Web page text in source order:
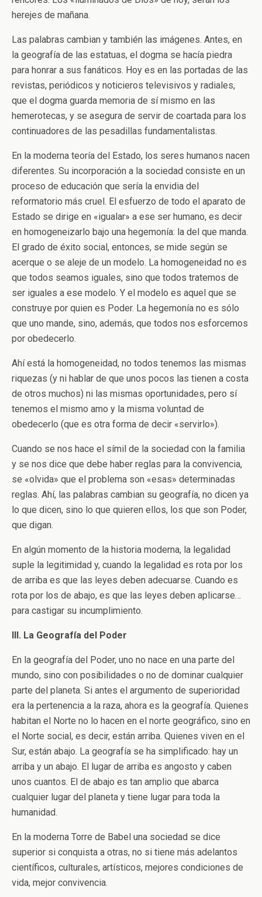
herejes de mañana.
Las palabras cambian y también las imágenes. Antes, en
la geografía de las estatuas, el dogma se hacía piedra
para honrar a sus fanáticos. Hoy es en las portadas de las
revistas, periódicos y noticieros televisivos y radiales,
que el dogma guarda memoria de sí mismo en las
hemerotecas, y se asegura de servir de coartada para los
continuadores de las pesadillas fundamentalistas.
En la moderna teoría del Estado, los seres humanos nacen
diferentes. Su incorporación a la sociedad consiste en un
proceso de educación que sería la envidia del
reformatorio más cruel. El esfuerzo de todo el aparato de
Estado se dirige en «igualar» a ese ser humano, es decir
en homogeneizarlo bajo una hegemonía: la del que manda.
El grado de éxito social, entonces, se mide según se
acerque o se aleje de un modelo. La homogeneidad no es
que todos seamos iguales, sino que todos tratemos de
ser iguales a ese modelo. Y el modelo es aquel que se
construye por quien es Poder. La hegemonía no es sólo
que uno mande, sino, además, que todos nos esforcemos
por obedecerlo.
Ahí está la homogeneidad, no todos tenemos las mismas
riquezas (y ni hablar de que unos pocos las tienen a costa
de otros muchos) ni las mismas oportunidades, pero sí
tenemos el mismo amo y la misma voluntad de
obedecerlo (que es otra forma de decir «servirlo»).
Cuando se nos hace el símil de la sociedad con la familia
y se nos dice que debe haber reglas para la convivencia,
se «olvida» que el problema son «esas» determinadas
reglas. Ahí, las palabras cambian su geografía, no dicen ya
lo que dicen, sino lo que quieren ellos, los que son Poder,
que digan.
En algún momento de la historia moderna, la legalidad
suple la legitimidad y, cuando la legalidad es rota por los
de arriba es que las leyes deben adecuarse. Cuando es
rota por los de abajo, es que las leyes deben aplicarse…
para castigar su incumplimiento.
III. La Geografía del Poder
En la geografía del Poder, uno no nace en una parte del
mundo, sino con posibilidades o no de dominar cualquier
parte del planeta. Si antes el argumento de superioridad
era la pertenencia a la raza, ahora es la geografía. Quienes
habitan el Norte no lo hacen en el norte geográfico, sino en
el Norte social, es decir, están arriba. Quienes viven en el
Sur, están abajo. La geografía se ha simplificado: hay un
arriba y un abajo. El lugar de arriba es angosto y caben
unos cuantos. El de abajo es tan amplio que abarca
cualquier lugar del planeta y tiene lugar para toda la
humanidad.
En la moderna Torre de Babel una sociedad se dice
superior si conquista a otras, no si tiene más adelantos
científicos, culturales, artísticos, mejores condiciones de
vida, mejor convivencia.